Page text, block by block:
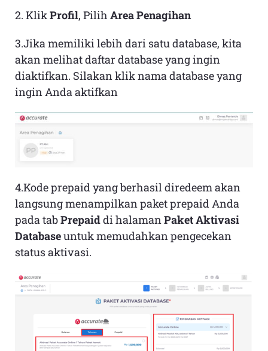
2. KlikProfil, Pilih Area Penagihan
3.Jika memiliki lebih dari satu database, kita
akan melihat daftar database yang ingin
diaktifkan. Silakan klik nama database yang
ingin Anda aktifkan
4.Kode prepaid yang berhasil diredeem akan
langsung menampilkan paket prepaid Anda
pada tabPrepaiddi halamanPaket Aktivasi
Databaseuntuk memudahkan pengecekan
status aktivasi.